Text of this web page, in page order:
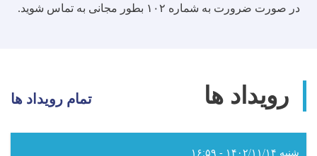
در صورت ضرورت به شماره ۱۰۲ بطور مجانی به تماس شوید.
رویداد ها تمام رویداد ها
شنبه ۱۴۰۲/۱۱/۱۴ - ۱۶:۵۹